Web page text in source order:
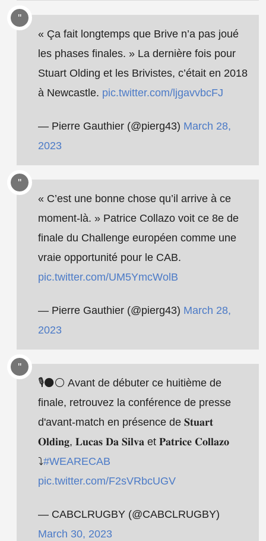
« Ça fait longtemps que Brive n’a pas joué
les phases finales. » La dernière fois pour
Stuart Olding et les Brivistes, c’était en 2018
à Newcastle. pic.twitter.com/ljgavvbcFJ
— Pierre Gauthier (@pierg43) March 28,
2023
« C’est une bonne chose qu’il arrive à ce
moment-là. » Patrice Collazo voit ce 8e de
finale du Challenge européen comme une
vraie opportunité pour le CAB.
pic.twitter.com/UM5YmcWolB
— Pierre Gauthier (@pierg43) March 28,
2023
🎙️⚫️⚪️ Avant de débuter ce huitième de
finale, retrouvez la conférence de presse
d'avant-match en présence de 𝐒𝐭𝐮𝐚𝐫𝐭
𝐎𝐥𝐝𝐢𝐧𝐠, 𝐋𝐮𝐜𝐚𝐬 𝐃𝐚 𝐒𝐢𝐥𝐯𝐚 et 𝐏𝐚𝐭𝐫𝐢𝐜𝐞 𝐂𝐨𝐥𝐥𝐚𝐳𝐨
⤵️#WEARECAB
pic.twitter.com/F2sVRbcUGV
— CABCLRUGBY (@CABCLRUGBY)
March 30, 2023